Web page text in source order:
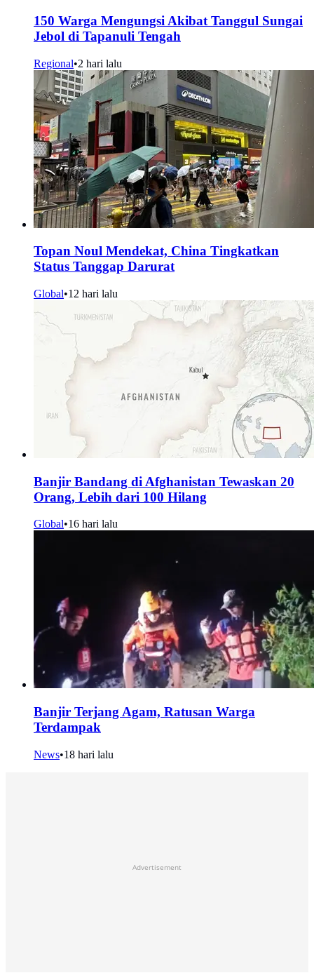
150 Warga Mengungsi Akibat Tanggul Sungai
Jebol di Tapanuli Tengah
Regional•2 hari lalu
Topan Noul Mendekat, China Tingkatkan
Status Tanggap Darurat
Global•12 hari lalu
Banjir Bandang di Afghanistan Tewaskan 20
Orang, Lebih dari 100 Hilang
Global•16 hari lalu
Banjir Terjang Agam, Ratusan Warga
Terdampak
News•18 hari lalu
Advertisement